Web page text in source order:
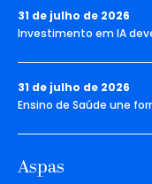
31 de julho de 2026
Investimento em IA
31 de julho de 2026
Ensino de Saúde une
Aspas